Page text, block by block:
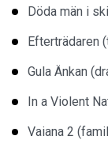
Döda män i
Efterträdaren
Gula Änkan
In a Violent
Vaiana 2